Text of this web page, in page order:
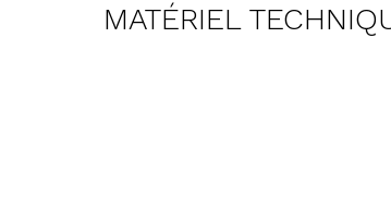
MATÉRIEL